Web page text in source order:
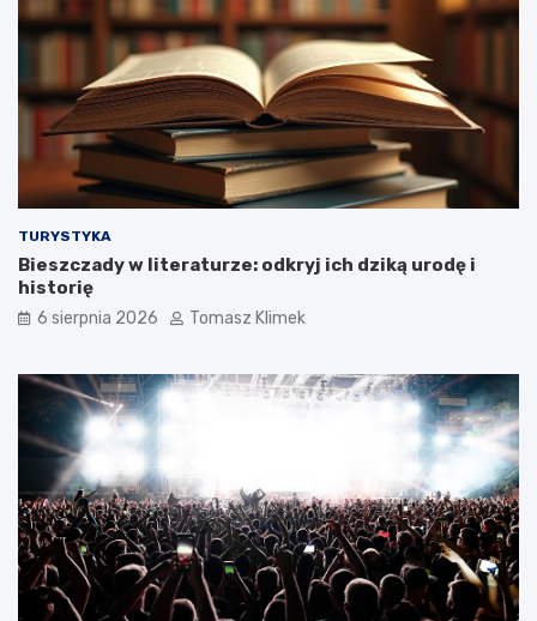
TURYSTYKA
Bieszczady w literaturze: odkryj ich dziką urodę i
historię
6 sierpnia 2026 Tomasz Klimek